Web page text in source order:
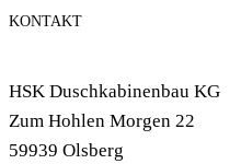
KONTAKT
HSK Duschkabinenbau KG
Zum Hohlen Morgen 22
59939 Olsberg